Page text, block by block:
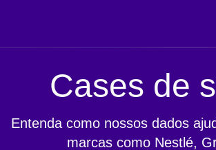
Cases de
Entenda como nossos dados
marcas como Nestlé,